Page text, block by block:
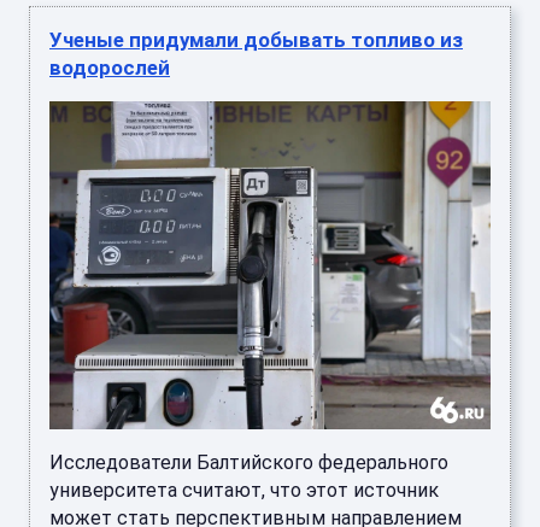
Ученые придумали добывать топливо из
водорослей
Исследователи Балтийского федерального
университета считают, что этот источник
может стать перспективным направлением